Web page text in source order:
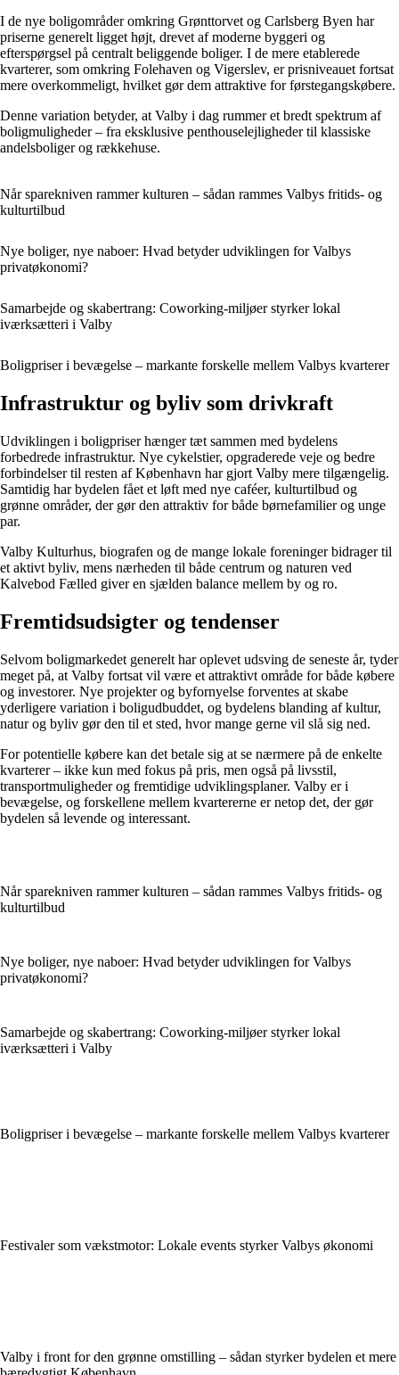
I de nye boligområder omkring Grønttorvet og Carlsberg Byen har
priserne generelt ligget højt, drevet af moderne byggeri og
efterspørgsel på centralt beliggende boliger. I de mere etablerede
kvarterer, som omkring Folehaven og Vigerslev, er prisniveauet fortsat
mere overkommeligt, hvilket gør dem attraktive for førstegangskøbere.
Denne variation betyder, at Valby i dag rummer et bredt spektrum af
boligmuligheder – fra eksklusive penthouselejligheder til klassiske
andelsboliger og rækkehuse.
Når sparekniven rammer kulturen – sådan rammes Valbys fritids- og
kulturtilbud
Nye boliger, nye naboer: Hvad betyder udviklingen for Valbys
privatøkonomi?
Samarbejde og skabertrang: Coworking-miljøer styrker lokal
iværksætteri i Valby
Boligpriser i bevægelse – markante forskelle mellem Valbys kvarterer
Infrastruktur og byliv som drivkraft
Udviklingen i boligpriser hænger tæt sammen med bydelens
forbedrede infrastruktur. Nye cykelstier, opgraderede veje og bedre
forbindelser til resten af København har gjort Valby mere tilgængelig.
Samtidig har bydelen fået et løft med nye caféer, kulturtilbud og
grønne områder, der gør den attraktiv for både børnefamilier og unge
par.
Valby Kulturhus, biografen og de mange lokale foreninger bidrager til
et aktivt byliv, mens nærheden til både centrum og naturen ved
Kalvebod Fælled giver en sjælden balance mellem by og ro.
Fremtidsudsigter og tendenser
Selvom boligmarkedet generelt har oplevet udsving de seneste år, tyder
meget på, at Valby fortsat vil være et attraktivt område for både købere
og investorer. Nye projekter og byfornyelse forventes at skabe
yderligere variation i boligudbuddet, og bydelens blanding af kultur,
natur og byliv gør den til et sted, hvor mange gerne vil slå sig ned.
For potentielle købere kan det betale sig at se nærmere på de enkelte
kvarterer – ikke kun med fokus på pris, men også på livsstil,
transportmuligheder og fremtidige udviklingsplaner. Valby er i
bevægelse, og forskellene mellem kvartererne er netop det, der gør
bydelen så levende og interessant.
Når sparekniven rammer kulturen – sådan rammes Valbys fritids- og
kulturtilbud
Nye boliger, nye naboer: Hvad betyder udviklingen for Valbys
privatøkonomi?
Samarbejde og skabertrang: Coworking-miljøer styrker lokal
iværksætteri i Valby
Boligpriser i bevægelse – markante forskelle mellem Valbys kvarterer
Festivaler som vækstmotor: Lokale events styrker Valbys økonomi
Valby i front for den grønne omstilling – sådan styrker bydelen et mere